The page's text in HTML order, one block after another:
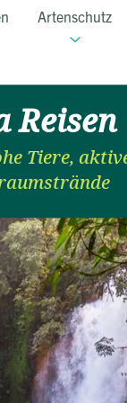
Artenschutz
Reisen
Tiere,